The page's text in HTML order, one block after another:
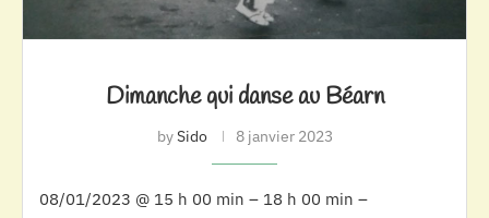
Dimanche qui danse au Béarn
bySido 8 janvier 2023
08/01/2023 @ 15 h 00 min – 18 h 00 min –